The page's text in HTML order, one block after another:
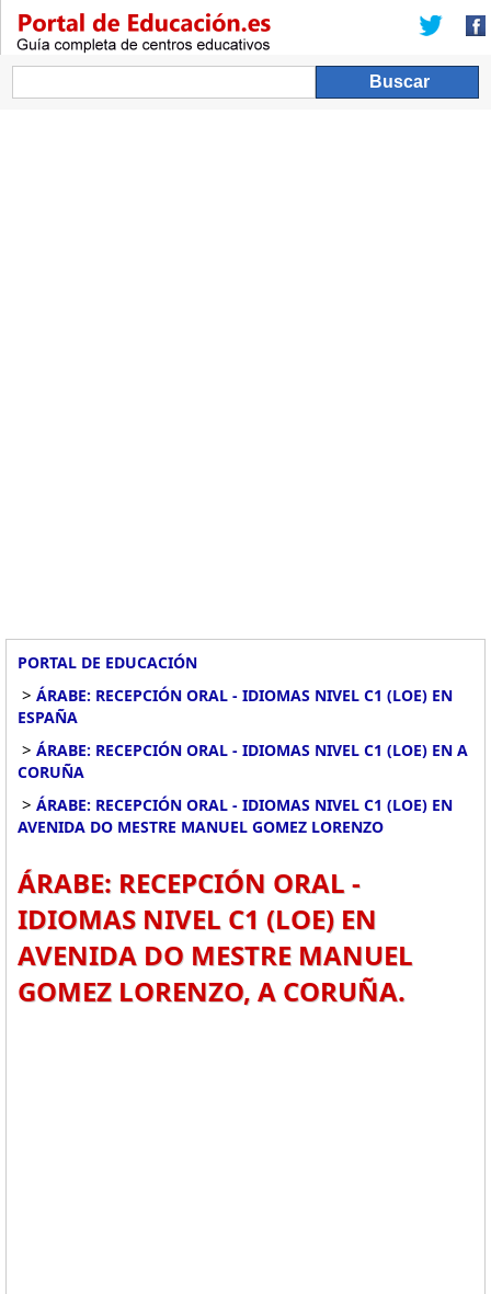
PORTAL DE EDUCACIÓN
> ÁRABE: RECEPCIÓN ORAL - IDIOMAS NIVEL C1 (LOE) EN
ESPAÑA
> ÁRABE: RECEPCIÓN ORAL - IDIOMAS NIVEL C1 (LOE) EN A
CORUÑA
> ÁRABE: RECEPCIÓN ORAL - IDIOMAS NIVEL C1 (LOE) EN
AVENIDA DO MESTRE MANUEL GOMEZ LORENZO
ÁRABE: RECEPCIÓN ORAL -
IDIOMAS NIVEL C1 (LOE) EN
AVENIDA DO MESTRE MANUEL
GOMEZ LORENZO, A CORUÑA.